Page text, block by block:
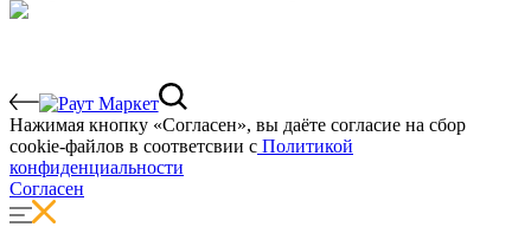
Нажимая кнопку «Согласен», вы даёте cогласие на сбор
cookie-файлов в соответсвии с Политикой
конфиденциальности
Согласен